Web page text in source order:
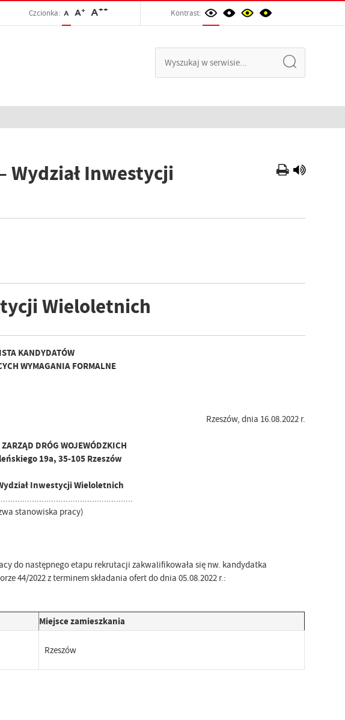
Czcionka: A A+ A++ Kontrast:
Wydział Inwestycji
Wieloletnich
KANDYDATÓW
WYMAGANIA FORMALNE
Rzeszów, dnia 16.08.2022 r.
DRÓG WOJEWÓDZKICH
19a, 35-105 Rzeszów
Inwestycji Wieloletnich
stanowiska pracy)
do następnego etapu rekrutacji zakwalifikowała się nw. kandydatka
44/2022 z terminem składania ofert do dnia 05.08.2022 r.:
Miejsce zamieszkania
Rzeszów